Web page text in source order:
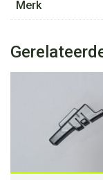
Merk